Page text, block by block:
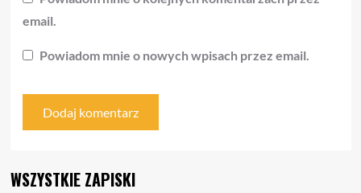
email.
Powiadom mnie o nowych wpisach przez email.
WSZYSTKIE ZAPISKI